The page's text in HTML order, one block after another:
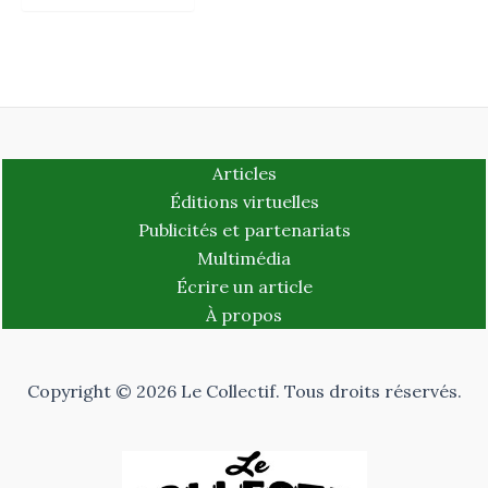
Articles
Éditions virtuelles
Publicités et partenariats
Multimédia
Écrire un article
À propos
Copyright © 2026 Le Collectif. Tous droits réservés.